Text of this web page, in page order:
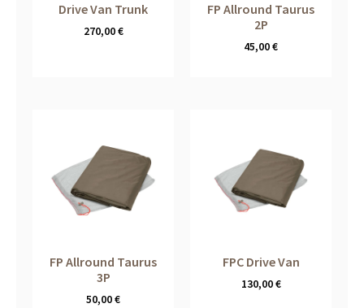
Drive Van Trunk
270,00€
FP Allround Taurus
2P
45,00€
FP Allround Taurus
3P
50,00€
FPC Drive Van
130,00€